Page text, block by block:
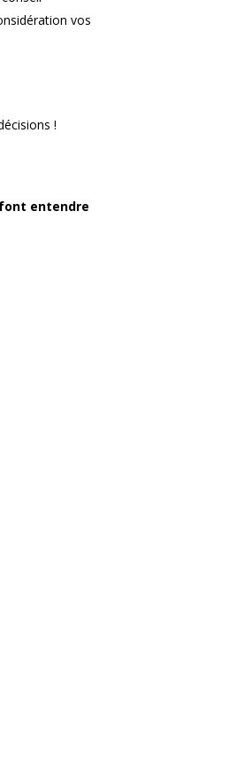
vos
!
entendre